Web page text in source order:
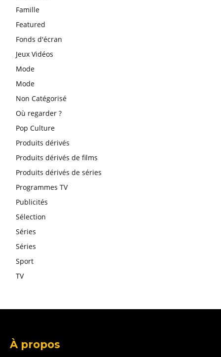
Famille
Featured
Fonds d'écran
Jeux Vidéos
Mode
Mode
Non Catégorisé
Où regarder ?
Pop Culture
Produits dérivés
Produits dérivés de films
Produits dérivés de séries
Programmes TV
Publicités
Sélection
Séries
Séries
Sport
TV
À propos